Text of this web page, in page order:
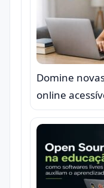
Domine
online